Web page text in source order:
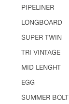
PIPELINER
LONGBOARD
SUPER TWIN
TRI VINTAGE
MID LENGHT
EGG
SUMMER BOLT